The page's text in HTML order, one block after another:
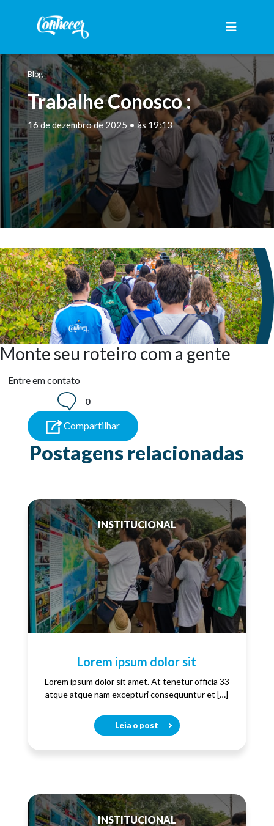
Blog
Trabalhe Conosco :
16 de dezembro de 2025 • às 19:13
Monte seu roteiro com a gente
Entre em contato
0
Compartilhar
Postagens relacionadas
INSTITUCIONAL
Lorem ipsum dolor sit
Lorem ipsum dolor sit amet. At tenetur officia 33
atque atque nam excepturi consequuntur et […]
Leia o post
INSTITUCIONAL